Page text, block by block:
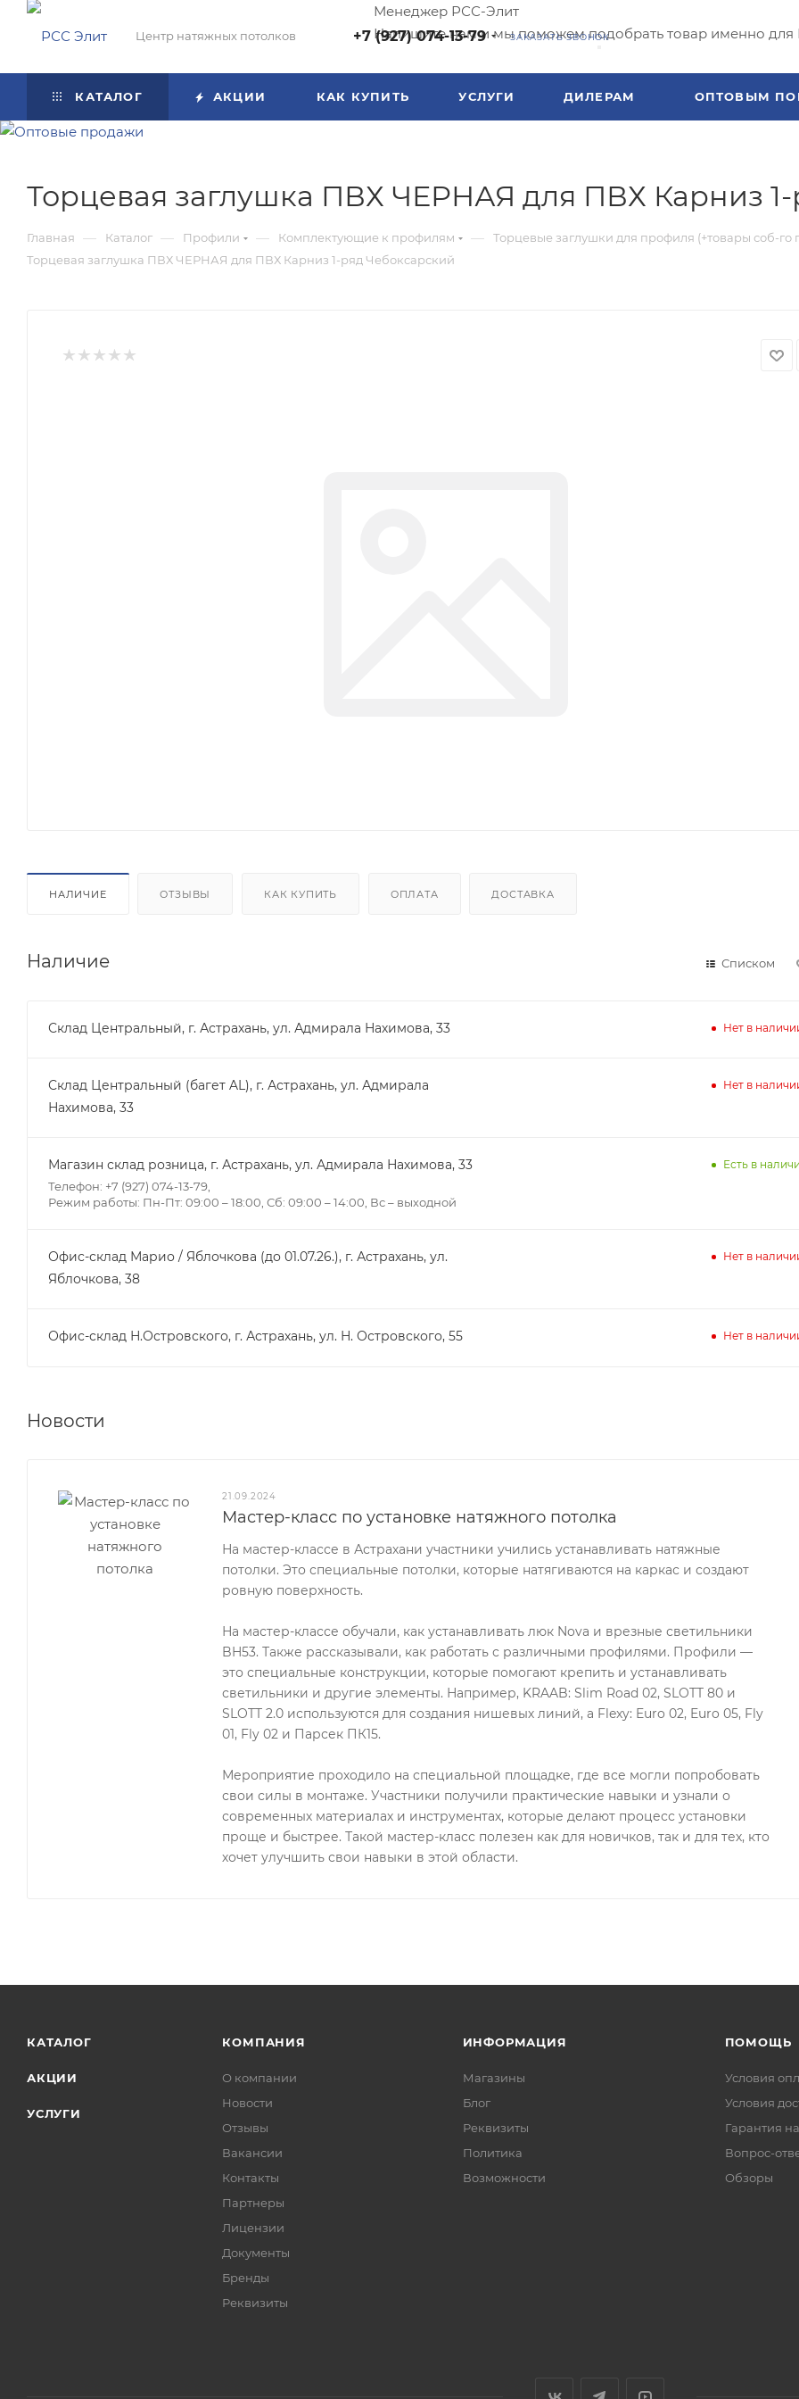
Менеджер РСС-Элит
Напишите нам и мы поможем подобрать товар именно для
Центр натяжных потолков +7 (927) 074-13-79 ЗАКАЗАТЬ ЗВОНОК
КАТАЛОГ АКЦИИ КАК КУПИТЬ УСЛУГИ ДИЛЕРАМ ОПТОВЫМ
Торцевая заглушка ПВХ ЧЕРНАЯ для ПВХ Карниз
Главная — Каталог — Профили — Комплектующие к профилям —
Торцевые заглушки для профиля (+товары соб-го
Торцевая заглушка ПВХ ЧЕРНАЯ для ПВХ Карниз 1-ряд Чебоксарский
НАЛИЧИЕ ОТЗЫВЫ КАК КУПИТЬ ОПЛАТА ДОСТАВКА
Наличие Списком
Склад Центральный, г. Астрахань, ул. Адмирала Нахимова, 33 Нет в
Склад Центральный (багет AL), г. Астрахань, ул. Адмирала
Нахимова, 33
Нет в
Магазин склад розница, г. Астрахань, ул. Адмирала Нахимова, 33
Телефон: +7 (927) 074-13-79,
Режим работы: Пн-Пт: 09:00 – 18:00, Сб: 09:00 – 14:00, Вс – выходной
Есть в
Офис-склад Марио / Яблочкова (до 01.07.26.), г. Астрахань, ул.
Яблочкова, 38
Нет в
Офис-склад Н.Островского, г. Астрахань, ул. Н. Островского, 55 Нет в
Новости
21.09.2024
Мастер-класс по установке натяжного потолка
На мастер-классе в Астрахани участники учились устанавливать натяжные
потолки. Это специальные потолки, которые натягиваются на каркас и создают
ровную поверхность.
На мастер-классе обучали, как устанавливать люк Nova и врезные светильники
BH53. Также рассказывали, как работать с различными профилями. Профили —
это специальные конструкции, которые помогают крепить и устанавливать
светильники и другие элементы. Например, KRAAB: Slim Road 02, SLOTT 80 и
SLOTT 2.0 используются для создания нишевых линий, а Flexy: Euro 02, Euro 05, Fly
01, Fly 02 и Парсек ПК15.
Мероприятие проходило на специальной площадке, где все могли попробовать
свои силы в монтаже. Участники получили практические навыки и узнали о
современных материалах и инструментах, которые делают процесс установки
проще и быстрее. Такой мастер-класс полезен как для новичков, так и для тех, кто
хочет улучшить свои навыки в этой области.
КАТАЛОГ
АКЦИИ
УСЛУГИ
КОМПАНИЯ
О компании
Новости
Отзывы
Вакансии
Контакты
Партнеры
Лицензии
Документы
Бренды
Реквизиты
ИНФОРМАЦИЯ
Магазины
Блог
Реквизиты
Политика
Возможности
ПОМОЩЬ
Условия
Условия
Гарантия
Вопрос-
Обзоры